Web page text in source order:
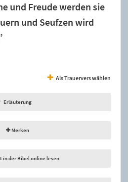
und Freude werden sie
und Seufzen wird
Als Trauervers wählen
Erläuterung
Merken
in der Bibel online lesen